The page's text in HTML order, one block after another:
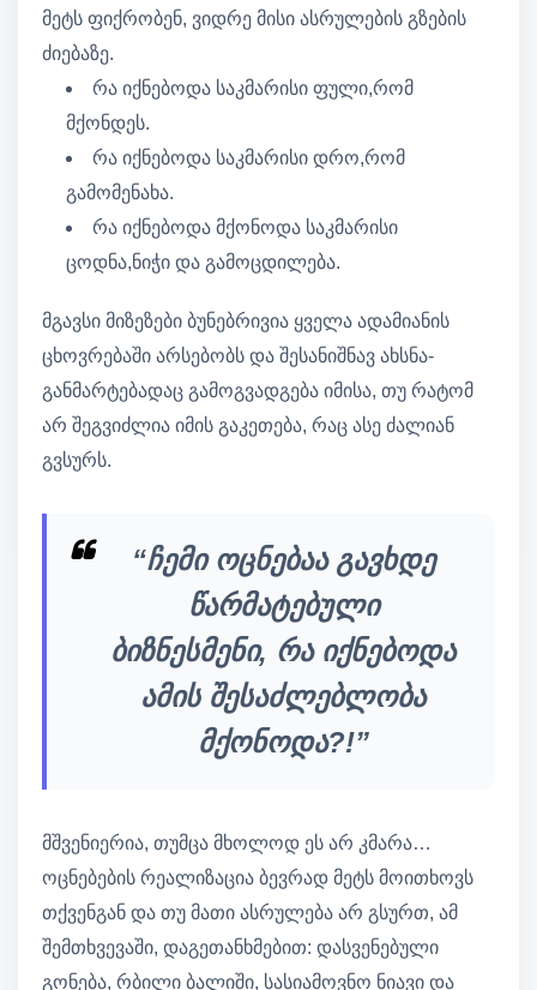
მეტს ფიქრობენ, ვიდრე მისი ასრულების გზების
ძიებაზე.
რა იქნებოდა საკმარისი ფული,რომ
მქონდეს.
რა იქნებოდა საკმარისი დრო,რომ
გამომენახა.
რა იქნებოდა მქონოდა საკმარისი
ცოდნა,ნიჭი და გამოცდილება.
მგავსი მიზეზები ბუნებრივია ყველა ადამიანის
ცხოვრებაში არსებობს და შესანიშნავ ახსნა-
განმარტებადაც გამოგვადგება იმისა, თუ რატომ
არ შეგვიძლია იმის გაკეთება, რაც ასე ძალიან
გვსურს.
“ჩემი ოცნებაა გავხდე
წარმატებული
ბიზნესმენი, რა იქნებოდა
ამის შესაძლებლობა
მქონოდა?!”
მშვენიერია, თუმცა მხოლოდ ეს არ კმარა…
ოცნებების რეალიზაცია ბევრად მეტს მოითხოვს
თქვენგან და თუ მათი ასრულება არ გსურთ, ამ
შემთხვევაში, დაგეთანხმებით: დასვენებული
გონება, რბილი ბალიში, სასიამოვნო ნიავი და